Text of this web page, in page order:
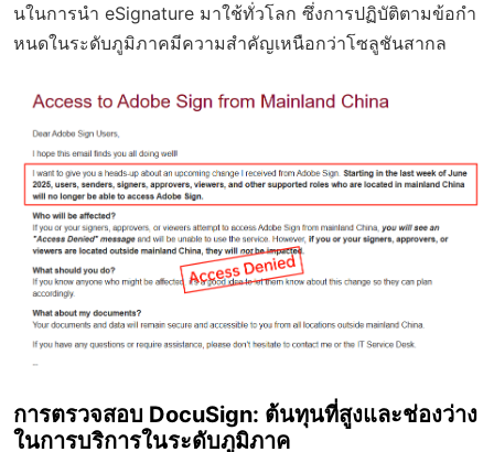
นในการนำ eSignature มาใช้ทั่วโลก ซึ่งการปฏิบัติตามข้อกำ
หนดในระดับภูมิภาคมีความสำคัญเหนือกว่าโซลูชันสากล
การตรวจสอบ DocuSign: ต้นทุนที่สูงและช่องว่าง
ในการบริการในระดับภูมิภาค